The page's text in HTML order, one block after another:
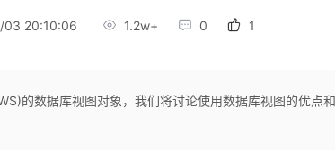
03 20:10:06 1.2w+ 0 1
的数据库视图对象，我们将讨论使用数据库视图的优点